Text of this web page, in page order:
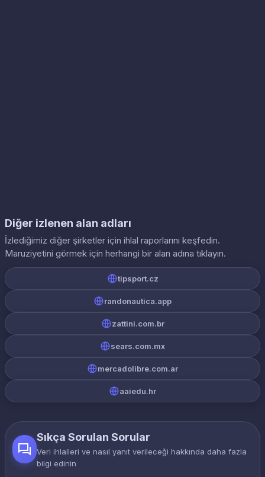
Diğer izlenen alan adları
İzlediğimiz diğer şirketler için ihlal raporlarını keşfedin.
Maruziyetini görmek için herhangi bir alan adına tıklayın.
tipsport.cz
randonautica.app
zattini.com.br
sears.com.mx
mercadolibre.com.ar
aaiedu.hr
Sıkça Sorulan Sorular
Veri ihlalleri ve nasıl yanıt verileceği hakkında daha fazla
bilgi edinin